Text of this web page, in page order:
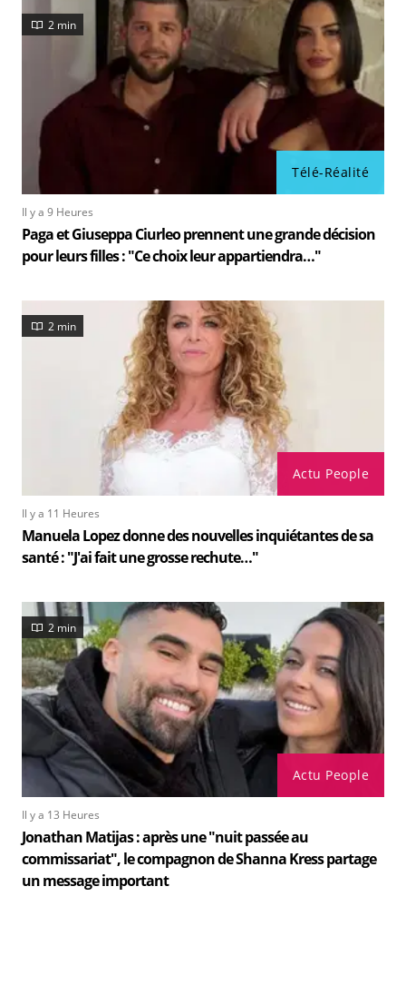
Télé-Réalité
2 min
Il y a 9 Heures
Paga et Giuseppa Ciurleo prennent une grande décision
pour leurs filles : "Ce choix leur appartiendra…"
Actu People
2 min
Il y a 11 Heures
Manuela Lopez donne des nouvelles inquiétantes de sa
santé : "J'ai fait une grosse rechute…"
Actu People
2 min
Il y a 13 Heures
Jonathan Matijas : après une "nuit passée au
commissariat", le compagnon de Shanna Kress partage
un message important